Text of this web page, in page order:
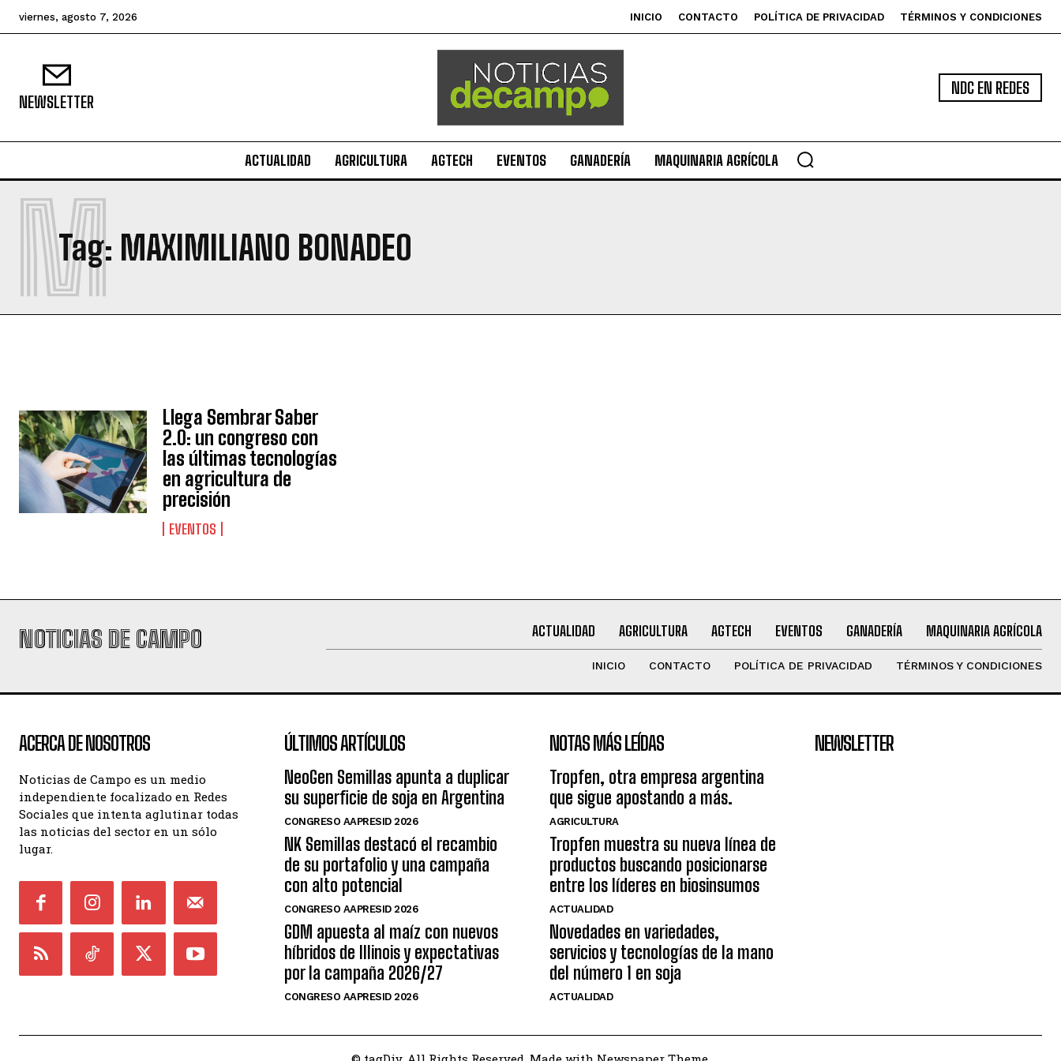
Suscribite al Newsletter
viernes, agosto 7, 2026 INICIO CONTACTO POLÍTICA DE PRIVACIDAD TÉRMINOS Y CONDICIONES
NEWSLETTER
NDC EN REDES
ACTUALIDAD AGRICULTURA AGTECH EVENTOS GANADERÍA MAQUINARIA AGRÍCOLA
Tag: MAXIMILIANO BONADEO
M
Llega Sembrar Saber
2.0: un congreso con
las últimas tecnologías
en agricultura de
precisión
EVENTOS
NOTICIAS DE CAMPO ACTUALIDAD AGRICULTURA AGTECH EVENTOS GANADERÍA MAQUINARIA AGRÍCOLA
INICIO CONTACTO POLÍTICA DE PRIVACIDAD TÉRMINOS Y CONDICIONES
ACERCA DE NOSOTROS
Noticias de Campo es un medio
independiente focalizado en Redes
Sociales que intenta aglutinar todas
las noticias del sector en un sólo
lugar.
ÚLTIMOS ARTÍCULOS
NeoGen Semillas apunta a duplicar
su superficie de soja en Argentina
CONGRESO AAPRESID 2026
NK Semillas destacó el recambio
de su portafolio y una campaña
con alto potencial
CONGRESO AAPRESID 2026
GDM apuesta al maíz con nuevos
híbridos de Illinois y expectativas
por la campaña 2026/27
CONGRESO AAPRESID 2026
NOTAS MÁS LEÍDAS
Tropfen, otra empresa argentina
que sigue apostando a más.
AGRICULTURA
Tropfen muestra su nueva línea de
productos buscando posicionarse
entre los líderes en biosinsumos
ACTUALIDAD
Novedades en variedades,
servicios y tecnologías de la mano
del número 1 en soja
ACTUALIDAD
NEWSLETTER